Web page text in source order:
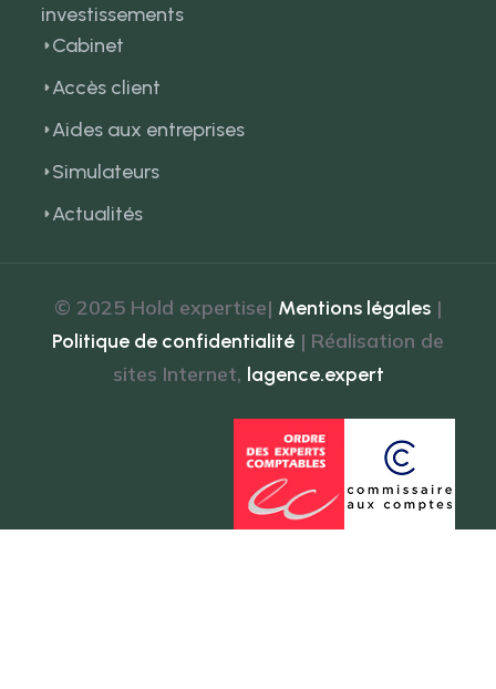
investissements
Cabinet
Accès client
Aides aux entreprises
Simulateurs
Actualités
© 2025 Hold expertise| Mentions légales |
Politique de confidentialité | Réalisation de
sites Internet, lagence.expert